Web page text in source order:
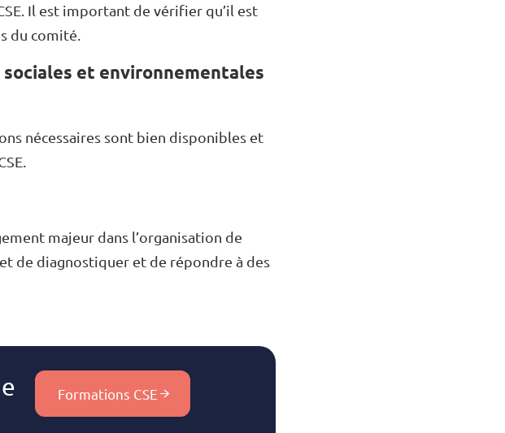
Il est important de vérifier qu’il est
du comité.
sociales et environnementales
nécessaires sont bien disponibles et
majeur dans l’organisation de
de diagnostiquer et de répondre à des
Formations CSE